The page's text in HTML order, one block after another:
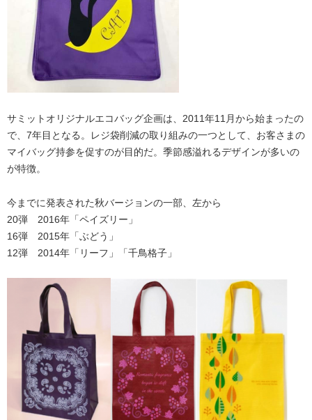
サミットオリジナルエコバッグ企画は、2011年11月から始まったの
で、7年目となる。レジ袋削減の取り組みの一つとして、お客さまの
マイバッグ持参を促すのが目的だ。季節感溢れるデザインが多いの
が特徴。
今までに発表された秋バージョンの一部、左から
20弾 2016年「ペイズリー」
16弾 2015年「ぶどう」
12弾 2014年「リーフ」「千鳥格子」